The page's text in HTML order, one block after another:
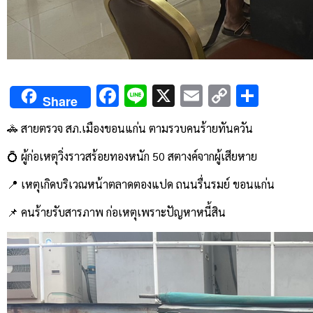
Share Facebook
Line
X Email
Copy
Link
🚓 สายตรวจ สภ.เมืองขอนแก่น ตามรวบคนร้ายทันควัน
💍 ผู้ก่อเหตุวิ่งราวสร้อยทองหนัก 50 สตางค์จากผู้เสียหาย
📍 เหตุเกิดบริเวณหน้าตลาดตองแปด ถนนรื่นรมย์ ขอนแก่น
📌 คนร้ายรับสารภาพ ก่อเหตุเพราะปัญหาหนี้สิน